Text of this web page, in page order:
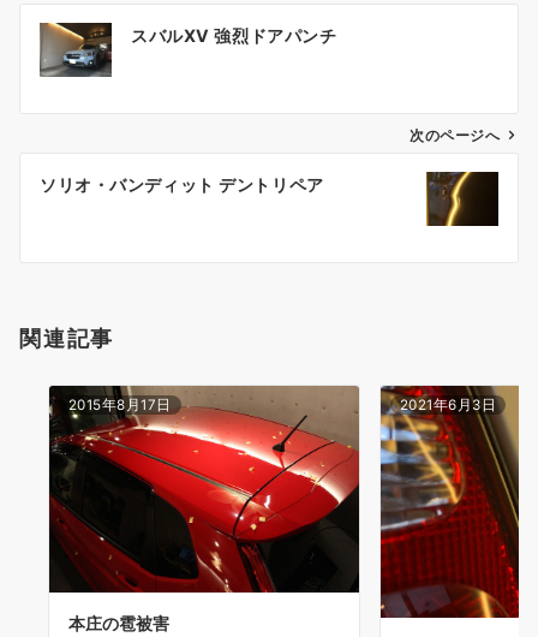
ン
スバルXV 強烈ドアパンチ
次のページへ
ソリオ・バンディット デントリペア
関連記事
2015年8月17日
本庄の雹被害
2021年6月3日